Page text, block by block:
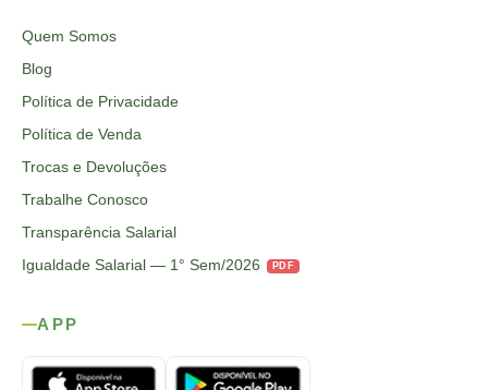
Quem Somos
Blog
Política de Privacidade
Política de Venda
Trocas e Devoluções
Trabalhe Conosco
Transparência Salarial
Igualdade Salarial — 1° Sem/2026
PDF
APP